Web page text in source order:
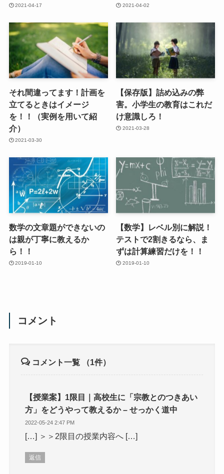
2021-04-17 2021-04-02
それ間違ってます！計画を
立てるときはイメージ
を！！（実例を用いて紹
介）
2021-03-30
【保存版】詰め込みの弊
害。小学生の教育はこれだ
け意識しろ！
2021-03-28
数学の文章題ができないの
は親が丁寧に教えるか
ら！！
2019-01-10
【数学】レベル別に解説！
テストで2割きるなら、ま
ずは計算練習だけを！！
2019-01-10
コメント
コメント一覧 （1件）
【授業案】1限目｜高校生に「宗教とのつきあい
方」をどうやって教えるか – せっかく道中
2022-05-24 2:47 PM
[…] ＞＞2限目の授業内容へ […]
返信